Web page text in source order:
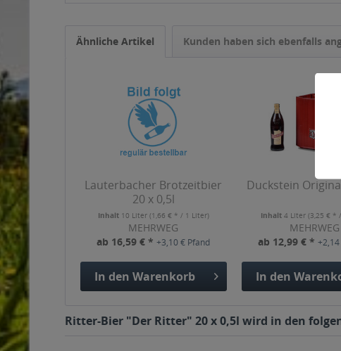
Ähnliche Artikel Kunden haben sich ebenfalls
Lauterbacher Brotzeitbier
20 x 0,5l
Inhalt 10 Liter (1,66 € * / 1 Liter)
MEHRWEG
ab 16,59 € *+3,10 € Pfand
In den Warenkorb
Duckstein
Inhalt4 Liter(3,25 € *
MEHRWEG
ab 12,99 € *
In den
Ritter-Bier "Der Ritter" 20 x 0,5l wird in den